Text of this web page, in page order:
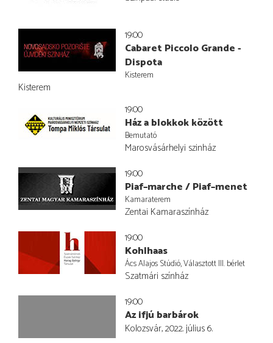
19:00
Cabaret Piccolo Grande -
Dispota
Kisterem
Kisterem
19:00
Ház a blokkok között
Bemutató
Marosvásárhelyi szinház
19:00
Piaf–marche / Piaf–menet
Kamaraterem
Zentai Kamaraszínház
19:00
Kohlhaas
Ács Alajos Stúdió, Választott III. bérlet
Szatmári színház
19:00
Az ifjú barbárok
Kolozsvár, 2022. július 6.